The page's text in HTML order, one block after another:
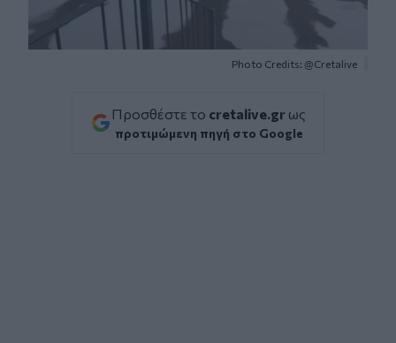
Photo Credits: @Cretalive
Προσθέστε το cretalive.gr ως
προτιμώμενη πηγή στο Google